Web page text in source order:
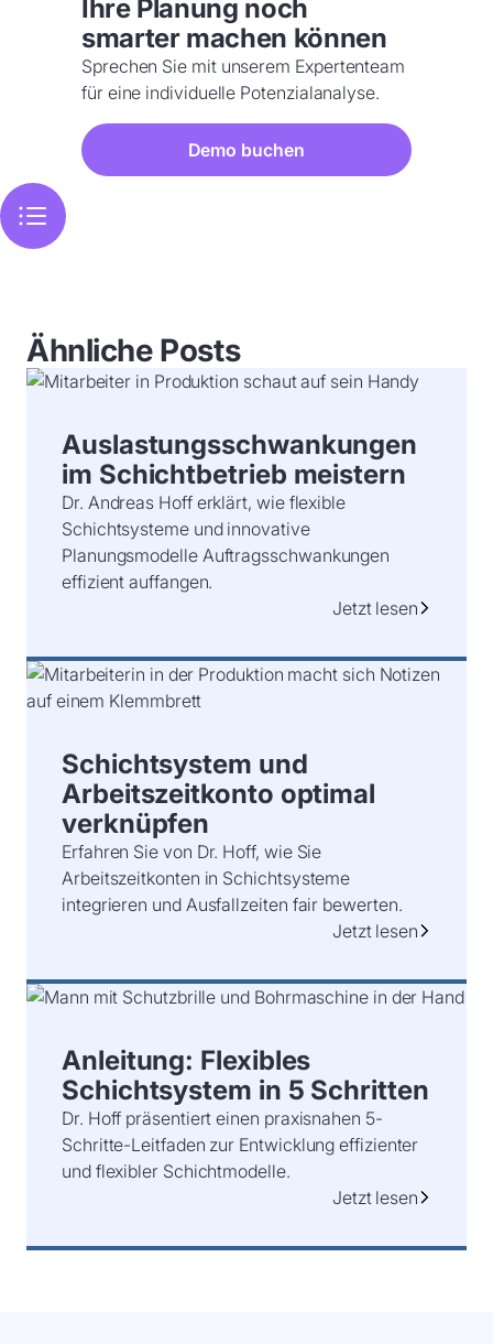
Ihre Planung noch
smarter machen können
Sprechen Sie mit unserem Expertenteam
für eine individuelle Potenzialanalyse.
Demo buchen
Ähnliche Posts
Auslastungsschwankungen
im Schichtbetrieb meistern
Dr. Andreas Hoff erklärt, wie flexible
Schichtsysteme und innovative
Planungsmodelle Auftragsschwankungen
effizient auffangen.
Jetzt lesen
Schichtsystem und
Arbeitszeitkonto optimal
verknüpfen
Erfahren Sie von Dr. Hoff, wie Sie
Arbeitszeitkonten in Schichtsysteme
integrieren und Ausfallzeiten fair bewerten.
Jetzt lesen
Anleitung: Flexibles
Schichtsystem in 5 Schritten
Dr. Hoff präsentiert einen praxisnahen 5-
Schritte-Leitfaden zur Entwicklung effizienter
und flexibler Schichtmodelle.
Jetzt lesen